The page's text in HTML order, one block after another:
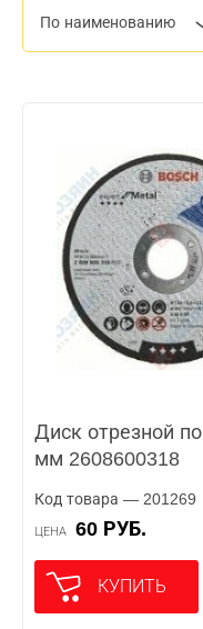
По наименованию
Диск отрезной
мм 2608600318
Код товара — 201269
ЦЕНА 60 РУБ.
КУПИТЬ